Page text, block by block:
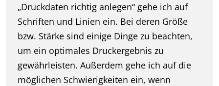
„Druckdaten richtig anlegen“ gehe ich auf
Schriften und Linien ein. Bei deren Größe
bzw. Stärke sind einige Dinge zu beachten,
um ein optimales Druckergebnis zu
gewährleisten. Außerdem gehe ich auf die
möglichen Schwierigkeiten ein, wenn